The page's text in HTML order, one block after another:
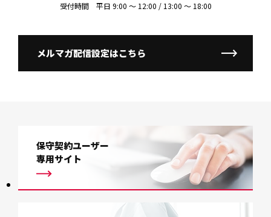
受付時間 平日 9:00 〜 12:00 / 13:00 〜 18:00
メルマガ配信設定はこちら
保守契約ユーザー
専用サイト